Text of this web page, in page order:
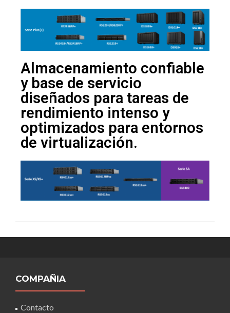
Almacenamiento confiable
y base de servicio
diseñados para tareas de
rendimiento intenso y
optimizados para entornos
de virtualización.
COMPAÑIA
Contacto